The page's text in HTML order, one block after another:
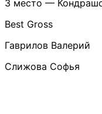
3 место —
Best Gross
Гаврилов Валерий
Слижова Софья